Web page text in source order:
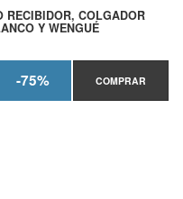
RECIBIDOR, COLGADOR
Y WENGUÉ
-75% COMPRAR